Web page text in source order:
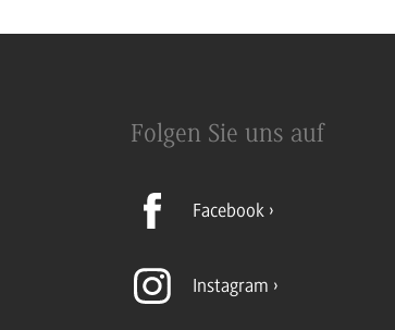
Folgen Sie uns auf
Facebook
Instagram